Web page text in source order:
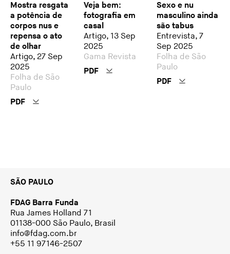
Mostra resgata
a potência de
corpos nus e
repensa o ato
de olhar
Artigo, 27 Sep
2025
Folha de São
Paulo
PDF
Veja bem:
fotografia em
casal
Artigo, 13 Sep
2025
Gama Revista
PDF
Sexo e nu
masculino ainda
são tabus
Entrevista, 7
Sep 2025
Folha de São
Paulo
PDF
SÃO PAULO
FDAG Barra Funda
Rua James Holland 71
01138-000 São Paulo, Brasil
info@fdag.com.br
+55 11 97146-2507